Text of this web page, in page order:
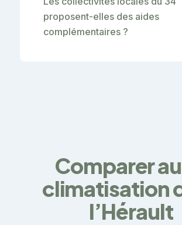
proposent-elles des aides
complémentaires ?
Comparer
climatisation
l’Hérault